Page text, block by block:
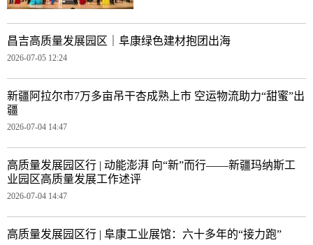
昌吉高质量发展园区｜阜康绿色建材抱团出海
2026-07-05 12:24
新疆阿拉尔市7万多亩吊干杏成熟上市 空运物流助力“甜蜜”出
疆
2026-07-04 14:47
高质量发展园区行 | 动能澎湃 向“新”而行——新疆玛纳斯工
业园区高质量发展工作述评
2026-07-04 14:47
高质量发展园区行 | 阜康工业展馆：六十多年的“接力跑”